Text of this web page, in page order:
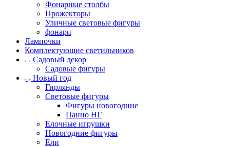
Фонарные столбы
Прожекторы
Уличные световые фигуры
фонари
Лампочки
Комплектующие светильников
Садовый декор
Садовые фигуры
Новый год
Гирлянды
Световые фигуры
Фигуры новогодние
Панно НГ
Елочные игрушки
Новогодние фигуры
Ели